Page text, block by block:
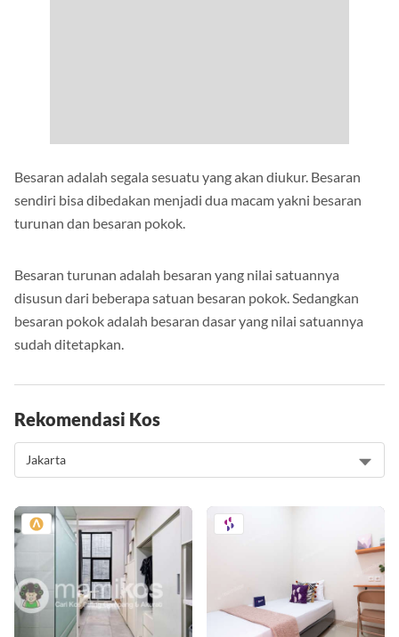
Besaran adalah segala sesuatu yang akan diukur. Besaran
sendiri bisa dibedakan menjadi dua macam yakni besaran
turunan dan besaran pokok.
Besaran turunan adalah besaran yang nilai satuannya
disusun dari beberapa satuan besaran pokok. Sedangkan
besaran pokok adalah besaran dasar yang nilai satuannya
sudah ditetapkan.
Rekomendasi Kos